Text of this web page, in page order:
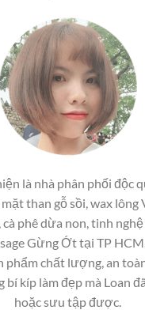
là nhà phân phối độc
than gỗ sồi, wax lông
cà phê dừa non, tinh
Gừng Ớt tại TP
phẩm chất lượng, an
bí kíp làm đẹp mà Loan
hoặc sưu tập được.